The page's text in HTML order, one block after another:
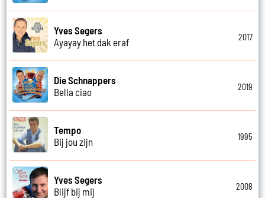
Yves Segers
Ayayay het dak eraf
2017
Die Schnappers
Bella ciao
2019
Tempo
Bij jou zijn
1995
Yves Segers
Blijf bij mij
2008